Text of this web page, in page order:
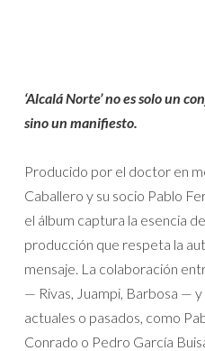
‘Alcalá Norte’ no es solo un
sino un manifiesto.
Producido por el doctor en
Caballero y su socio Pablo
el álbum captura la esencia
producción que respeta la
mensaje. La colaboración
— Rivas, Juampi, Barbosa —
actuales o pasados, como
Conrado o Pedro García